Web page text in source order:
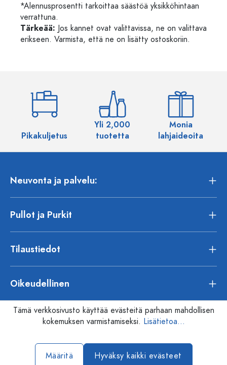
*Alennusprosentti tarkoittaa säästöä yksikköhintaan
verrattuna.
Tärkeää: Jos kannet ovat valittavissa, ne on valittava
erikseen. Varmista, että ne on lisätty ostoskoriin.
Pikakuljetus
Yli 2,000
tuotetta
Monia
lahjaideoita
Neuvonta ja palvelu:
Pullot ja Purkit
Tilaustiedot
Oikeudellinen
Tämä verkkosivusto käyttää evästeitä parhaan mahdollisen
kokemuksen varmistamiseksi. Lisätietoa...
Määritä Hyväksy kaikki evästeet